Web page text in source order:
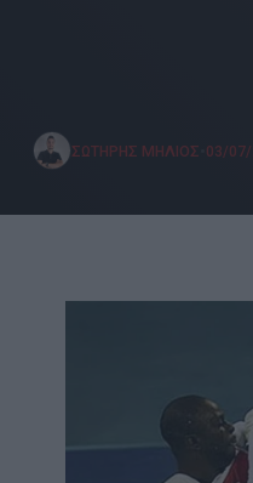
ΣΩΤΗΡΗΣ ΜΗΛΙΟΣ 03/